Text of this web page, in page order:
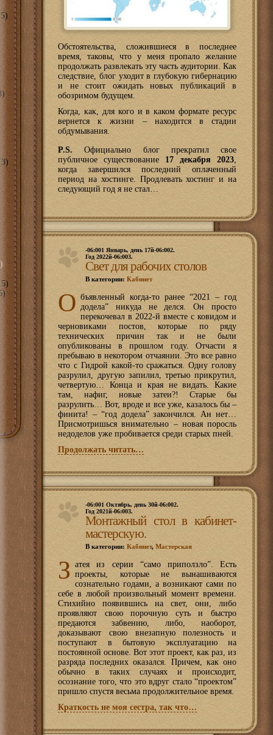
Обстоятельства, сложившиеся в последнее
время, таковы, что у меня пропало желание
продолжать развлекать эту часть аудитории. Как
следствие, блог уходит в глубокую гибернацию
и не стоит ожидать новых публикаций в
обозримом будущем.
Когда, как, для кого и в каком формате ресурс
вернется к жизни – находится в стадии
обдумывания.
P.S. Официально блог прекратил свое
публичное существование 17 декабря 2023,
когда завершился последний оплаченный
период на хостинге. Продлевать хостинг и на
следующий год я не стал…
-06:001 Январь, день 17й-06:002.
Год 2022й-06:003.
Свет для рабочих столов
В категории: Кабинет
О бъявленный когда-то ранее “2021 – год
додела” никуда не делся. Он просто
перекочевал в 2022-й вместе с ковидом и
черновиками постов, которые по ряду
технических причин так и не были
опубликованы в прошлом году. Отчасти я
пребываю в некотором отчаянии. Это все равно
что с Гидрой какой-то сражаться. Одну голову
разрулил, другую запилил, третью прикрутил,
четвертую… Конца и края не видать. Какие
там, нафиг, новые затеи?! Старые бы
разрулить… Вот, вроде и все уже, казалось бы –
финита! – “год додела” закончился. Ан нет…
Присмотришься внимательно – новая поросль
недоделов уже пробивается среди старых пней.
Продолжать читать…
-06:001 Октябрь, день 30й-06:002.
Год 2021й-06:003.
Монтажный стол в кабинет-
мастерскую.
В категории: Кабинет, Мастерская
З
атея из серии “само приползло”. Есть
проекты, которые не вынашиваются
сознательно годами, а возникают сами по
себе в любой произвольный момент времени.
Стихийно появившись на свет, они, либо
проявляют свою порочную суть и быстро
предаются забвению, либо, наоборот,
доказывают свою внезапную полезность и
поступают в бытовую эксплуатацию на
постоянной основе. Вот этот проект, как раз, из
разряда последних оказался. Причем, как оно
обычно в таких случаях и происходит,
осознание того, что это вдруг стало “проектом”
пришло спустя весьма продолжительное время.
Краткость не моя сестра, так что…